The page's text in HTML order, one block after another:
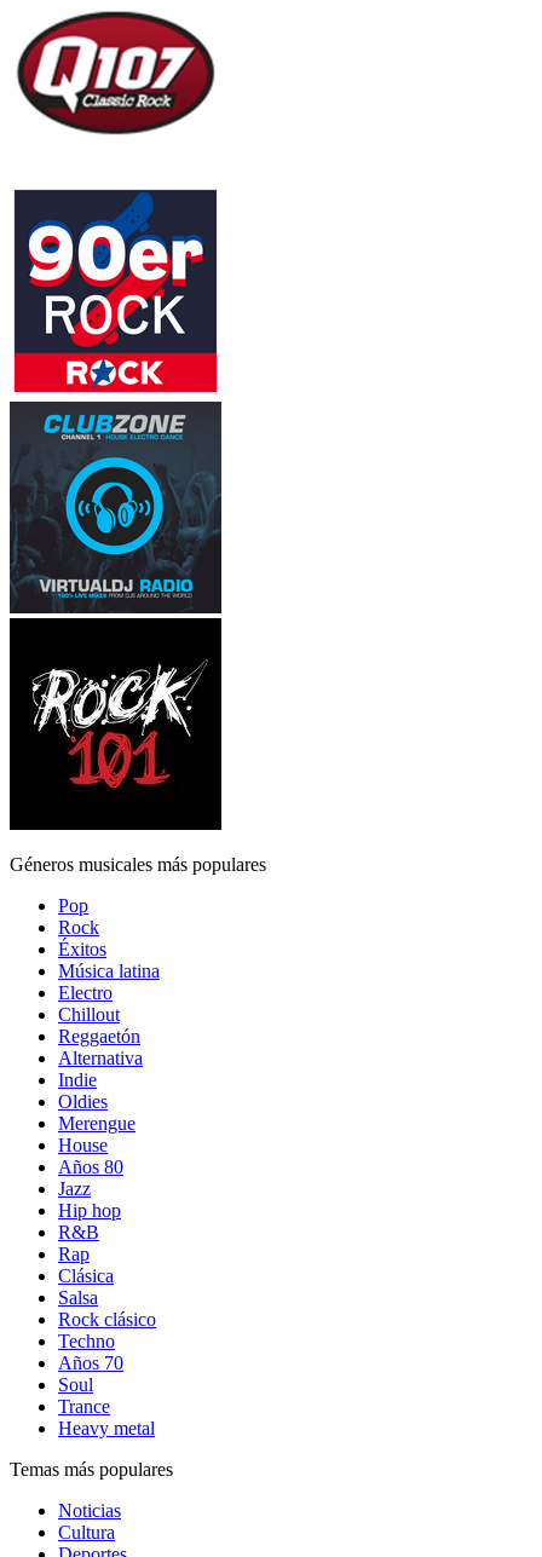
Géneros musicales más populares
Pop
Rock
Éxitos
Música latina
Electro
Chillout
Reggaetón
Alternativa
Indie
Oldies
Merengue
House
Años 80
Jazz
Hip hop
R&B
Rap
Clásica
Salsa
Rock clásico
Techno
Años 70
Soul
Trance
Heavy metal
Temas más populares
Noticias
Cultura